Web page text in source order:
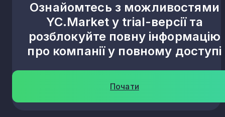
Ознайомтесь з можливостями
YC.Market у trial-версії та
розблокуйте повну інформацію
про компанії у повному доступі
Почати